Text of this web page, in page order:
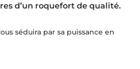
d’un roquefort de qualité.
séduira par sa puissance en